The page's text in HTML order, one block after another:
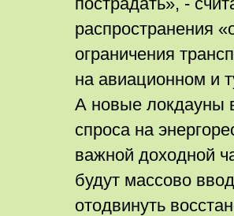
распространения
ограничения
на авиационном и
А новые локдауны
спроса на
важной доходной
будут массово
отодвинуть